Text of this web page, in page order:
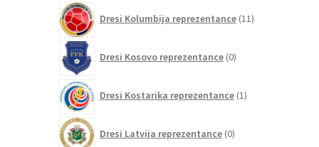
Dresi Kolumbija reprezentance 11izdelkov
Dresi Kosovo reprezentance 0izdelkov
Dresi Kostarika reprezentance 1izdelek
Dresi Latvija reprezentance 0izdelkov